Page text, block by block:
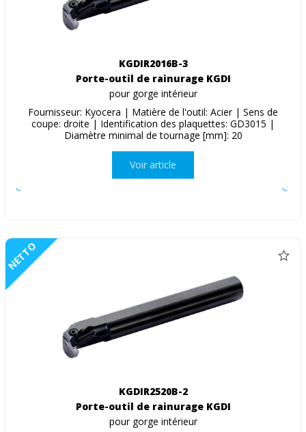
KGDIR2016B-3
Porte-outil de rainurage KGDI
pour gorge intérieur
Fournisseur: Kyocera | Matière de l'outil: Acier | Sens de
coupe: droite | Identification des plaquettes: GD3015 |
Diamètre minimal de tournage [mm]: 20
Voir article
NETTO
KGDIR2520B-2
Porte-outil de rainurage KGDI
pour gorge intérieur